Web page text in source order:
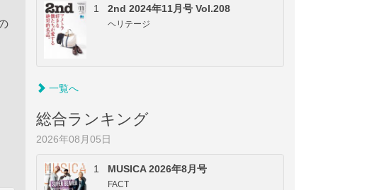
1 2nd 2024年11月号 Vol.208
ヘリテージ
一覧へ
総合ランキング
2026年08月05日
1 MUSICA 2026年8月号
FACT